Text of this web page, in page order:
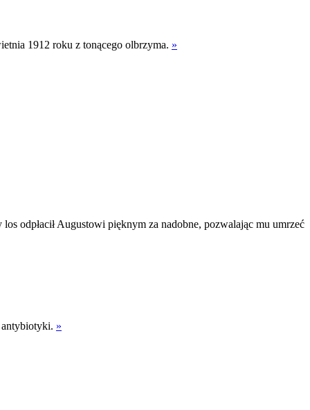
1912 roku z tonącego olbrzyma. »
odpłacił Augustowi pięknym za nadobne, pozwalając mu umrzeć
»